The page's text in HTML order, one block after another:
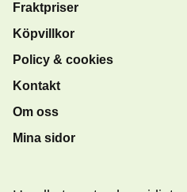
Fraktpriser
Köpvillkor
Policy & cookies
Kontakt
Om oss
Mina sidor